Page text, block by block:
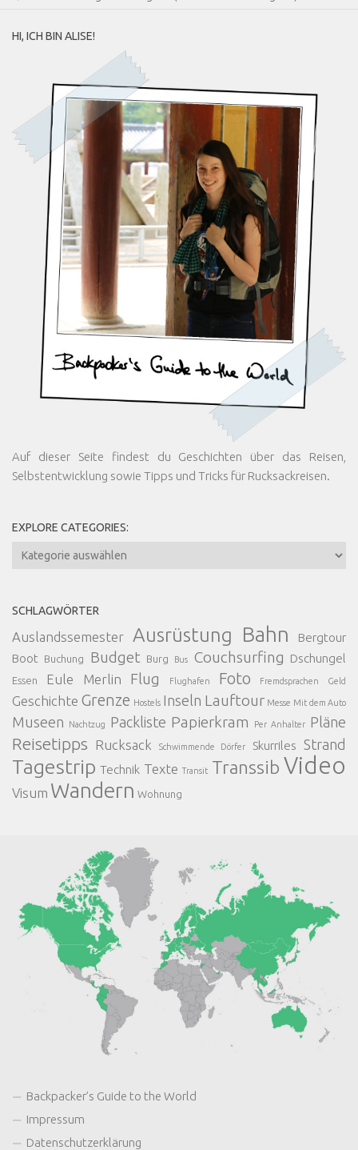
HI, ICH BIN ALISE!
Auf dieser Seite findest du Geschichten über das Reisen,
Selbstentwicklung sowie Tipps und Tricks für Rucksackreisen.
EXPLORE CATEGORIES:
Explore
SCHLAGWÖRTER
Auslandssemester Ausrüstung Bahn
Bergtour
Boot
Buchung Budget Burg Bus Couchsurfing Dschungel
Essen Eule Merlin Flug Flughafen Foto Fremdsprachen Geld
Geschichte Grenze Hostels Inseln Lauftour Messe Mit dem Auto
Museen Nachtzug Packliste Papierkram Per Anhalter Pläne
Reisetipps Rucksack Schwimmende Dörfer Skurriles Strand
Tagestrip Technik Texte Transit Transsib Video
Visum Wandern Wohnung
Backpacker’s Guide to the World
Impressum
Datenschutzerklärung